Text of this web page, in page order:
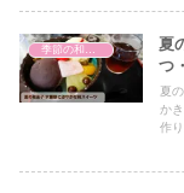
夏
つ
夏
か
作